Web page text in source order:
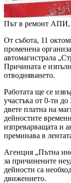
Път в ремонт АПИ,
От събота, 11
променена
автомагистрала
Причината е
отводняването.
Работата ще се
участъка от 0-ти
двете платна на
дейностите
изпреварващата и
преминава в
Агенция „Пътна
за причинените
дейности са
движението.